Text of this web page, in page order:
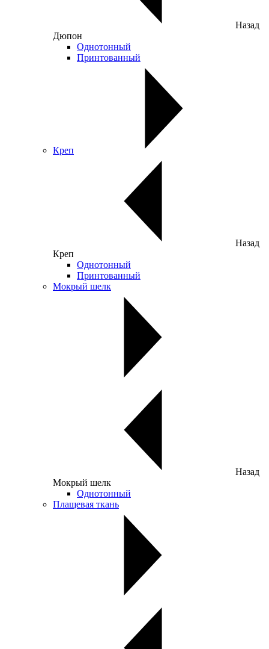
Назад
Дюпон
Однотонный
Принтованный
Креп
Назад
Креп
Однотонный
Принтованный
Мокрый шелк
Назад
Мокрый шелк
Однотонный
Плащевая ткань